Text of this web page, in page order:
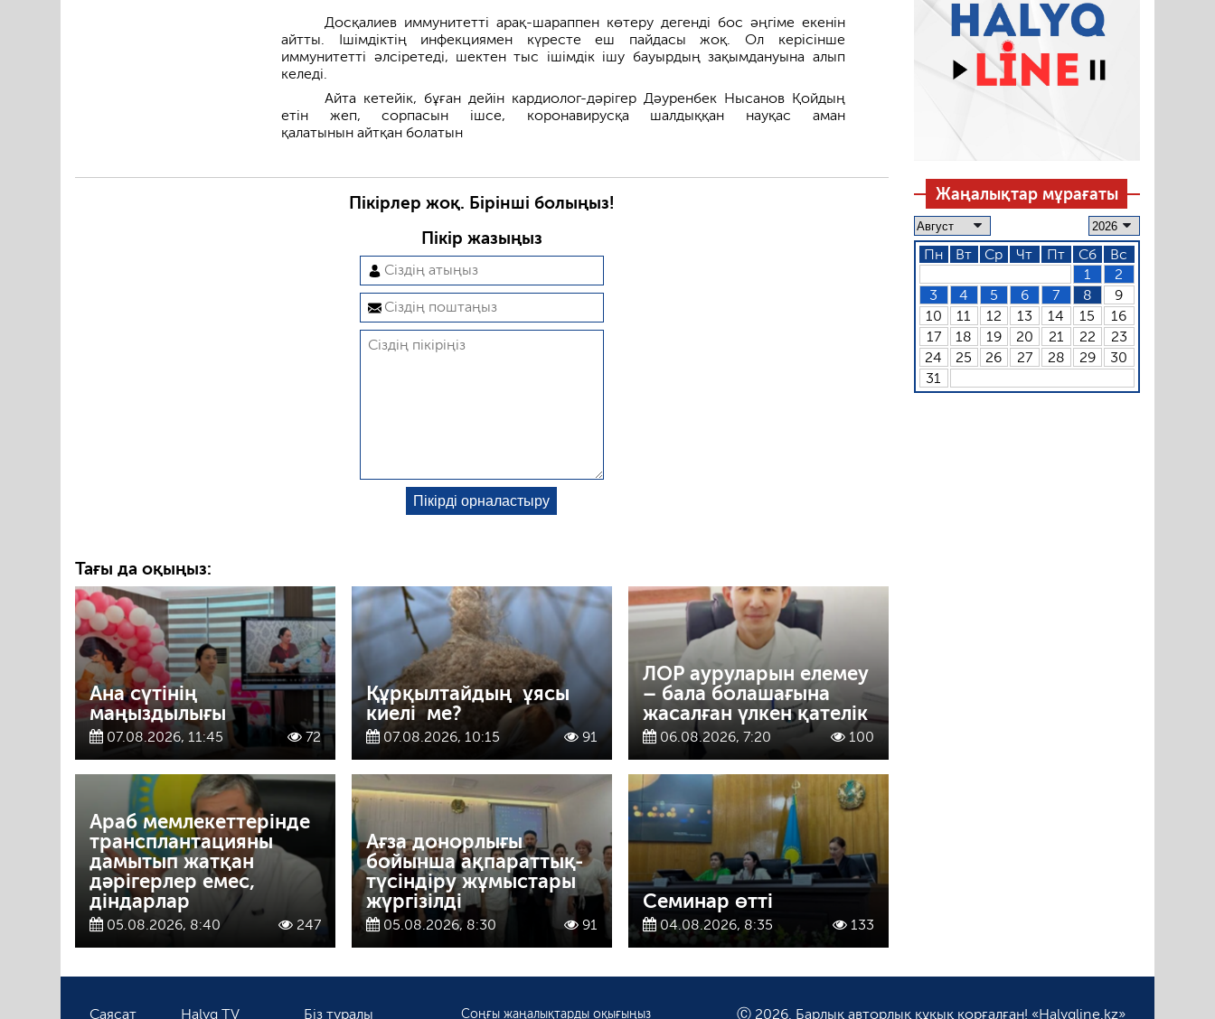
Досқалиев иммунитетті арақ-шараппен көтеру дегенді бос әңгіме екенін
айтты. Ішімдіктің инфекциямен күресте еш пайдасы жоқ. Ол керісінше
иммунитетті әлсіретеді, шектен тыс ішімдік ішу бауырдың зақымдануына алып
келеді.
Айта кетейік, бұған дейін кардиолог-дәрігер Дәуренбек Нысанов Қойдың
етін жеп, сорпасын ішсе, коронавирусқа шалдыққан науқас аман
қалатынын айтқан болатын
Пікірлер жоқ. Бірінші болыңыз!
Пікір жазыңыз
Тағы да оқыңыз:
Ана сүтінің
маңыздылығы
07.08.2026, 11:45 72
Құрқылтайдың ұясы
киелі ме?
07.08.2026, 10:15 91
ЛОР ауруларын елемеу
– бала болашағына
жасалған үлкен қателік
06.08.2026, 7:20 100
Араб мемлекеттерінде
трансплантацияны
дамытып жатқан
дәрігерлер емес,
діндарлар
05.08.2026, 8:40 247
Ағза донорлығы
бойынша ақпараттық-
түсіндіру жұмыстары
жүргізілді
05.08.2026, 8:30 91
Семинар өтті
04.08.2026, 8:35 133
Жаңалықтар мұрағаты
Пн Вт Ср Чт Пт Сб
Вс
1
2
3
4 5 6 7 8
9
10
11 12 13 14 15
16
17
18 19 20 21 22
23
24
25 26 27 28 29
30
31
Саясат Halyq TV Біз туралы Соңғы жаңалықтарды оқығыңыз Ⓒ 2026. Барлық авторлық құқық қорғалған! «Halyqline.kz»